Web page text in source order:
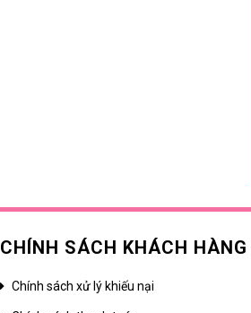
CHÍNH SÁCH KHÁCH HÀNG
Chính sách xử lý khiếu nại